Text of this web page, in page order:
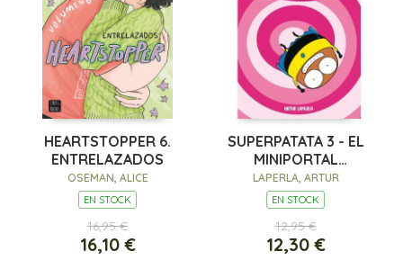
HEARTSTOPPER 6.
ENTRELAZADOS
OSEMAN, ALICE
EN STOCK
16,95 €
16,10 €
SUPERPATATA 3 - EL
MINIPORTAL
TEMPORAL
LAPERLA, ARTUR
EN STOCK
12,95 €
12,30 €